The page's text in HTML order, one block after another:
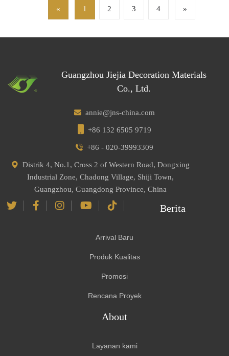
« 1 2 3 4 »
Guangzhou Jiejia Decoration Materials
Co., Ltd.
annie@jns-china.com
+86 132 6505 9719
+86 - 020-39993309
Distrik 4, No.1, Cross 2 of Western Road, Dongxing
Industrial Zone, Chadong Village, Shiji Town,
Guangzhou, Guangdong Province, China
Berita
Arrival Baru
Produk Kualitas
Promosi
Rencana Proyek
About
Layanan kami